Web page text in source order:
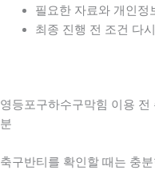
필요한 자료와 개인정
최종 진행 전 조건 다
영등포구하수구막힘 이용
분
축구반티를 확인할 때는 충